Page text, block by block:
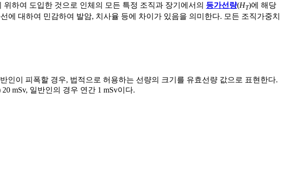
위하여 도입한 것으로 인체의 모든 특정 조직과 장기에서의 등가선량(HT)에 해당
에 대하여 민감하여 발암, 치사율 등에 차이가 있음을 의미한다. 모든 조직가중치
인이 피폭할 경우, 법적으로 허용하는 선량의 크기를 유효선량 값으로 표현한다.
mSv, 일반인의 경우 연간 1 mSv이다.